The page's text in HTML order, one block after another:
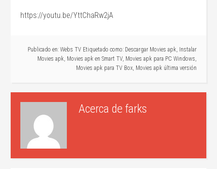
https://youtu.be/YttChaRw2jA
Publicado en: Webs TV Etiquetado como: Descargar Movies apk Instalar
Movies apk Movies apk en Smart TV, Movies apk para PC Windows
Movies apk para TV Box, Movies apk última versión
Acerca de farks